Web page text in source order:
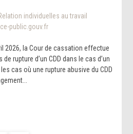
individuelles au travail
public.gouv.fr
2026, la Cour de cassation effectue
rupture d’un CDD dans le cas d’un
cas où une rupture abusive du CDD